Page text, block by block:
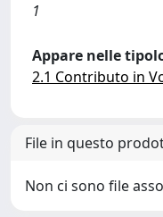
1
Appare nelle
2.1 Contributo in
File in questo
Non ci sono file